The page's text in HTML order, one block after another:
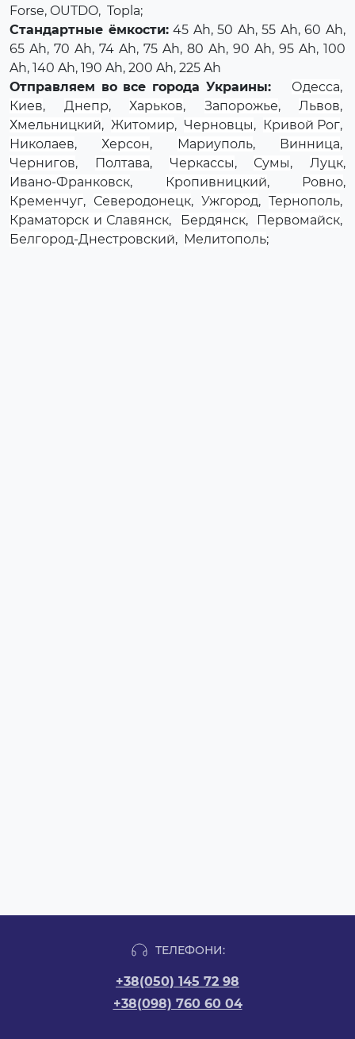
Forse, OUTDO, Topla;
Стандартные ёмкости:45 Ah, 50 Ah, 55 Ah, 60 Ah,
65 Ah, 70 Ah, 74 Ah, 75 Ah, 80 Ah, 90 Ah, 95 Ah, 100
Ah, 140 Ah, 190 Ah, 200 Ah, 225 Ah
Отправляем во все города Украины:
Одесса,
Киев, Днепр, Харьков, Запорожье, Львов,
Хмельницкий, Житомир, Черновцы, Кривой Рог,
Николаев, Херсон, Мариуполь, Винница,
Чернигов, Полтава, Черкассы, Сумы, Луцк,
Ивано-Франковск, Кропивницкий, Ровно,
Кременчуг, Северодонецк, Ужгород, Тернополь,
Краматорск и Славянск, Бердянск, Первомайск,
Белгород-Днестровский, Мелитополь;
ТЕЛЕФОНИ:
+38(050) 145 72 98
+38(098) 760 60 04